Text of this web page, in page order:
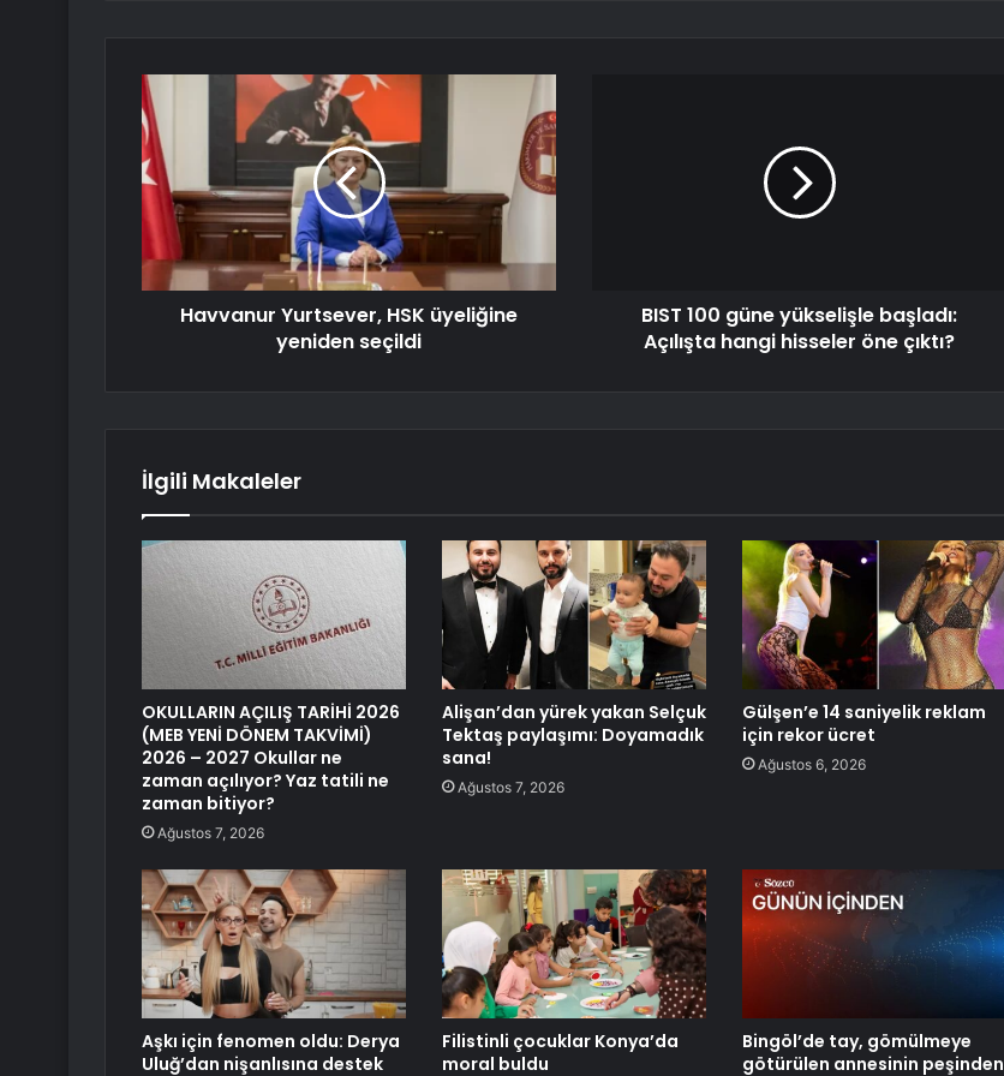
Havvanur Yurtsever, HSK üyeliğine
yeniden seçildi
BIST 100 güne yükselişle başladı:
Açılışta hangi hisseler öne çıktı?
İlgili Makaleler
OKULLARIN AÇILIŞ TARİHİ 2026
(MEB YENİ DÖNEM TAKVİMİ)
2026 – 2027 Okullar ne
zaman açılıyor? Yaz tatili ne
zaman bitiyor?
Ağustos 7, 2026
Alişan’dan yürek yakan Selçuk
Tektaş paylaşımı: Doyamadık
sana!
Ağustos 7, 2026
Gülşen’e 14 saniyelik reklam
için rekor ücret
Ağustos 6, 2026
Aşkı için fenomen oldu: Derya
Uluğ’dan nişanlısına destek
Filistinli çocuklar Konya’da
moral buldu
Bingöl’de tay, gömülmeye
götürülen annesinin peşinden